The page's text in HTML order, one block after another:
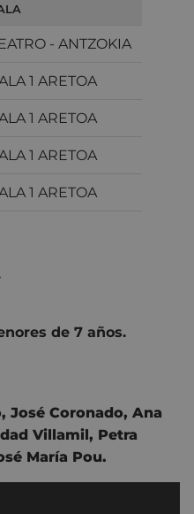
- ANTZOKIA
1 ARETOA
1 ARETOA
1 ARETOA
1 ARETOA
de 7 años.
José Coronado, Ana
Villamil, Petra
María Pou.